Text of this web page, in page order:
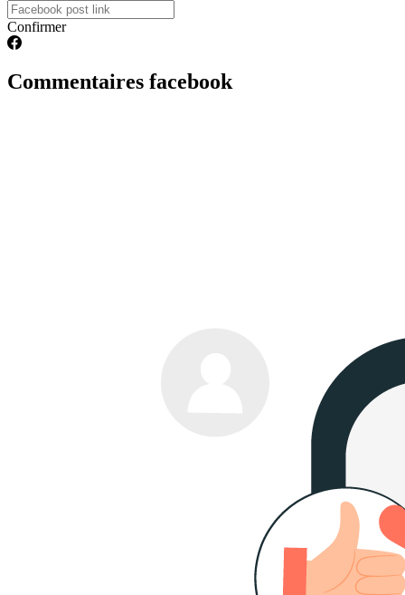
Confirmer
Commentaires facebook